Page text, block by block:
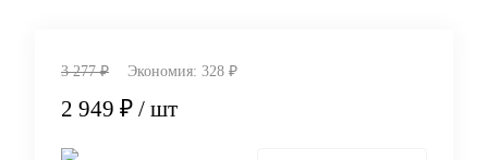
3 277 ₽ Экономия: 328 ₽
2 949 ₽ / шт